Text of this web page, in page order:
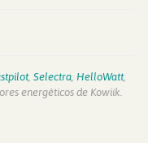
, Selectra HelloWatt,
energéticos de Kowiik.